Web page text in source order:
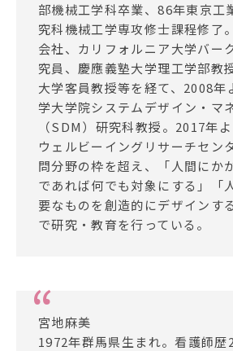
部機械工学科卒業、86年東京工
究科機械工学専攻修士課程修了
会社、カリフォルニア大学バー
究員、慶應義塾大学理工学部教
大学客員教授等を経て、2008年
学大学院システムデザイン・マ
（SDM）研究科教授。2017年
ウェルビーイングリサーチセン
問分野の枠を超え、「人間にか
であれば何でも対象にする」「
要なものを創造的にデザインす
で研究・教育を行っている。
宮地麻美
1972年群馬県生まれ。看護師歴